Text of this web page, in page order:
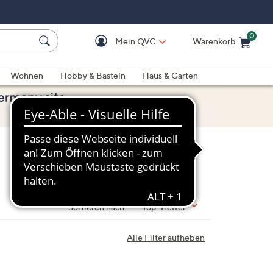
Mein QVC Warenkorb
0
Wohnen Hobby & Basteln
Haus & Garten
Sortieren nach: Top-Treffer
Alle Filter aufheben